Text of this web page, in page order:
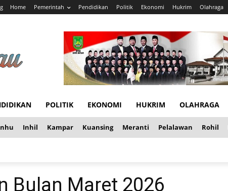
Home Pemerintah Pendidikan Politik Ekonomi Hukrim Olahraga
POLITIK EKONOMI HUKRIM OLAHRAGA
Inhil Kampar Kuansing Meranti Pelalawan Rohil
Bulan Maret 2026